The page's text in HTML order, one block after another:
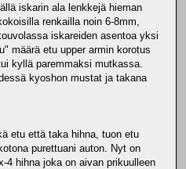
iskarin ala lenkkejä hieman
renkailla noin 6-8mm,
iskareiden asentoa yksi
määrä etu upper armin korotus
kyllä paremmaksi mutkassa.
kyoshon mustat ja takana
etu että taka hihna, tuon etu
purettuani auton. Nyt on
4 hihna joka on aivan prikuulleen